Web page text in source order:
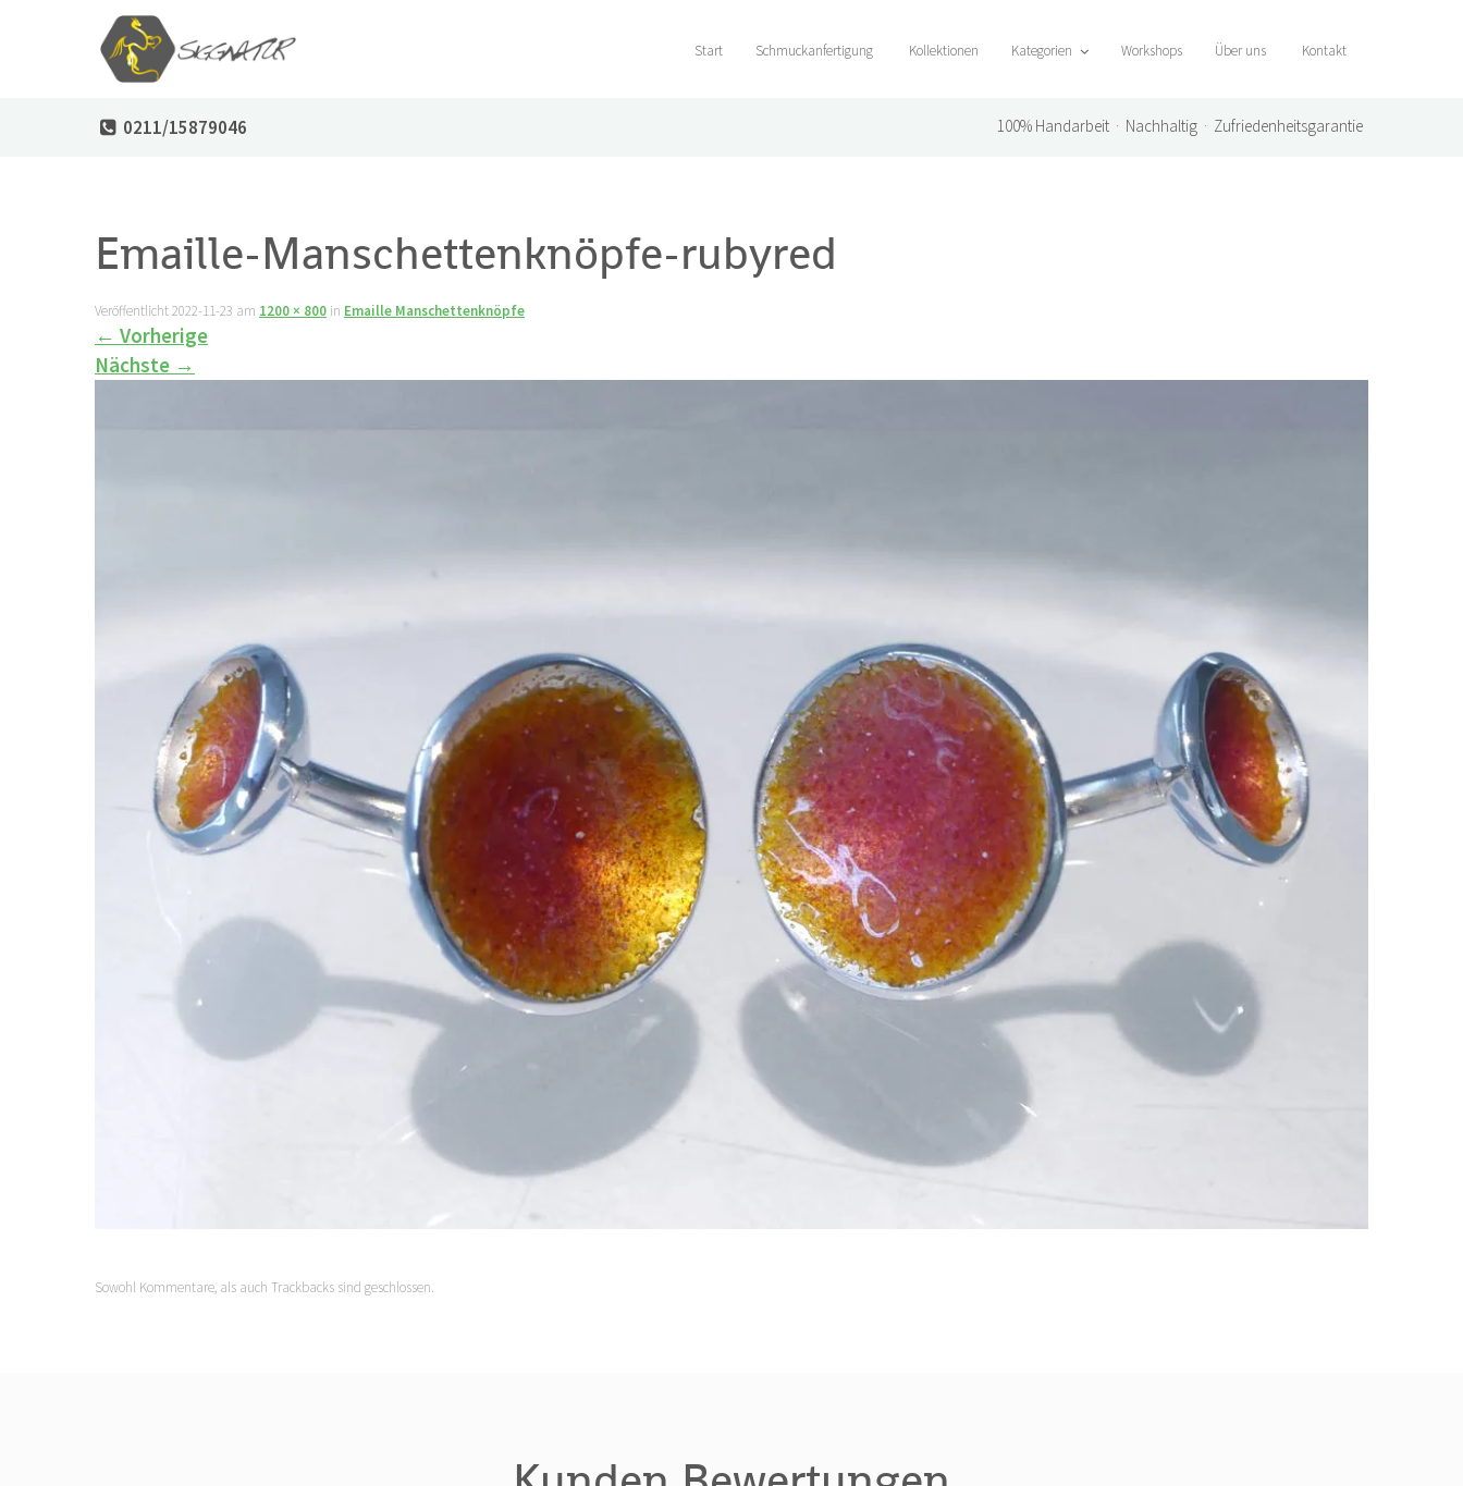
Start Schmuckanfertigung Kollektionen Kategorien Workshops Über uns Kontakt
0211/15879046 100% Handarbeit · Nachhaltig · Zufriedenheitsgarantie
Emaille-Manschettenknöpfe-rubyred
Veröffentlicht2022-11-23 am 1200 × 800 in Emaille Manschettenknöpfe
← Vorherige
Nächste →
Sowohl Kommentare, als auch Trackbacks sind geschlossen.